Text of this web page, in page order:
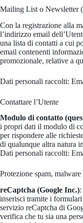
Mailing List o Newsletter
Con la registrazione alla
l’indirizzo email
una lista di contatti a cui
email contenenti
promozionale, relative a
Dati personali raccolti:
Contattare l’Utente
Modulo di contatto
i propri dati il modulo di
per rispondere alle
di qualunque altra natura
Dati personali raccolti:
Protezione spam,
reCaptcha (Google Inc.)
inserisci tramite i
servizio reCaptcha di
verifica che tu sia una